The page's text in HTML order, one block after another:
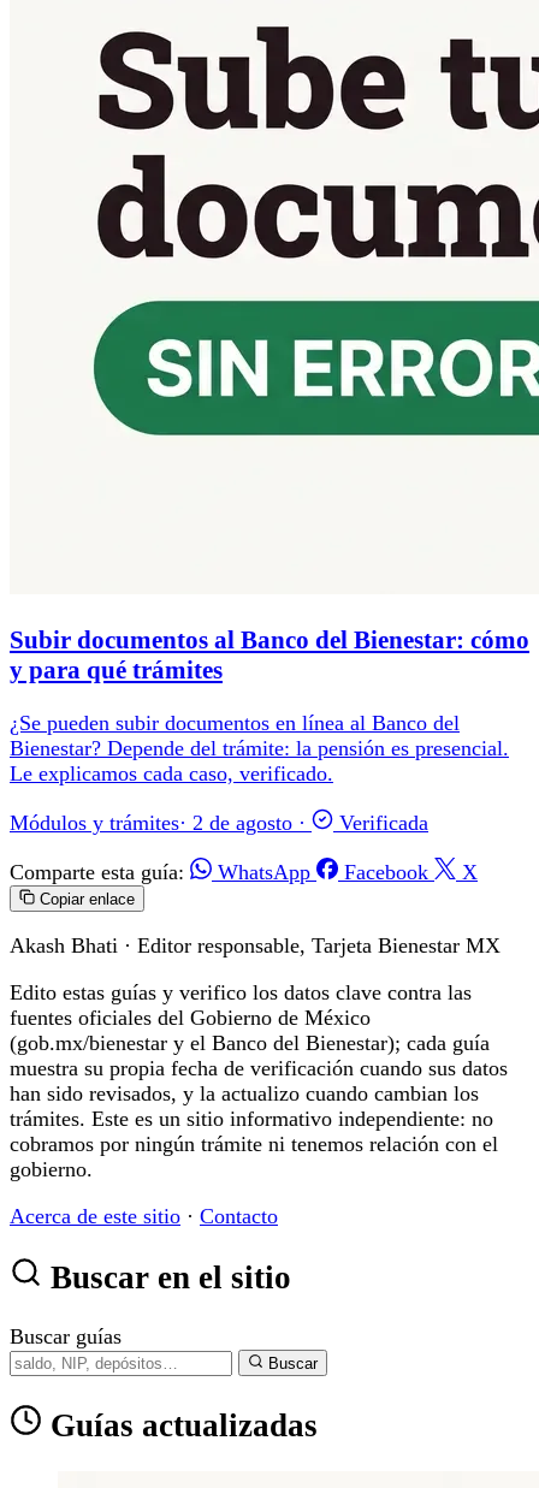
Subir documentos al Banco del Bienestar: cómo
y para qué trámites
¿Se pueden subir documentos en línea al Banco del
Bienestar? Depende del trámite: la pensión es presencial.
Le explicamos cada caso, verificado.
Módulos y trámites· 2 de agosto · Verificada
Comparte esta guía: WhatsApp Facebook X
Copiar enlace
Akash Bhati · Editor responsable, Tarjeta Bienestar MX
Edito estas guías y verifico los datos clave contra las
fuentes oficiales del Gobierno de México
(gob.mx/bienestar y el Banco del Bienestar); cada guía
muestra su propia fecha de verificación cuando sus datos
han sido revisados, y la actualizo cuando cambian los
trámites. Este es un sitio informativo independiente: no
cobramos por ningún trámite ni tenemos relación con el
gobierno.
Acerca de este sitio · Contacto
Buscar en el sitio
Buscar guías
Buscar
Guías actualizadas